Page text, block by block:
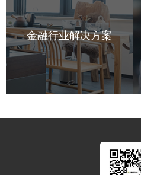
金融行业解决方案